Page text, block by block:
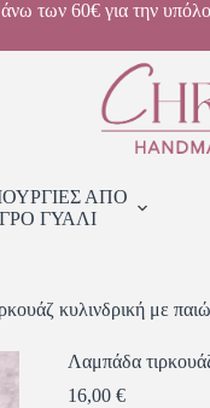
των 60€ για την
ΑΠΟ
ΓΥΑΛΙ
κυλινδρική με
Λαμπάδα
16,00€